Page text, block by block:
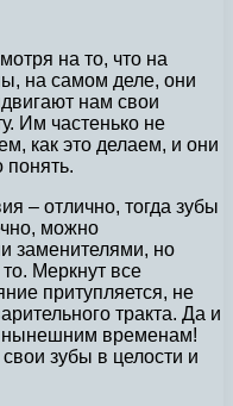
на то, что на
на самом деле, они
нам свои
Им частенько не
как это делаем, и они
понять.
– отлично, тогда зубы
можно
заменителями, но
Меркнут все
притупляется, не
тракта. Да и
нынешним временам!
зубы в целости и